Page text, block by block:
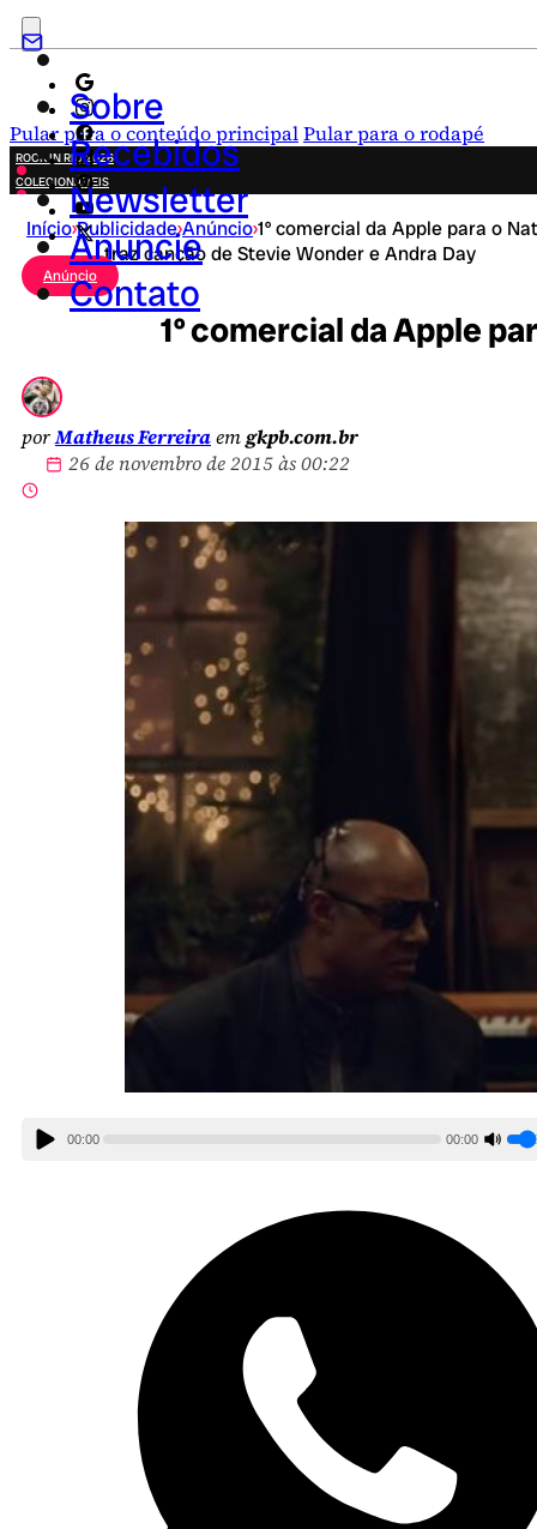
Pular para o conteúdo principalPular para o rodapé
Sobre
Recebidos
Newsletter
Anuncie
Contato
ROCK IN RIO 2026
COLECIONÁVEIS
FESTA JUNINA
NOVIDADES
CAMPANHAS CRIATIVAS
Início›Publicidade›Anúncio›1º comercial da Apple para o
traz canção de Stevie Wonder e Andra Day
Anúncio
1º comercial da Apple
porMatheus Ferreiraemgkpb.com.br
26 de novembro de 2015 às 00:22
00:00 00:00